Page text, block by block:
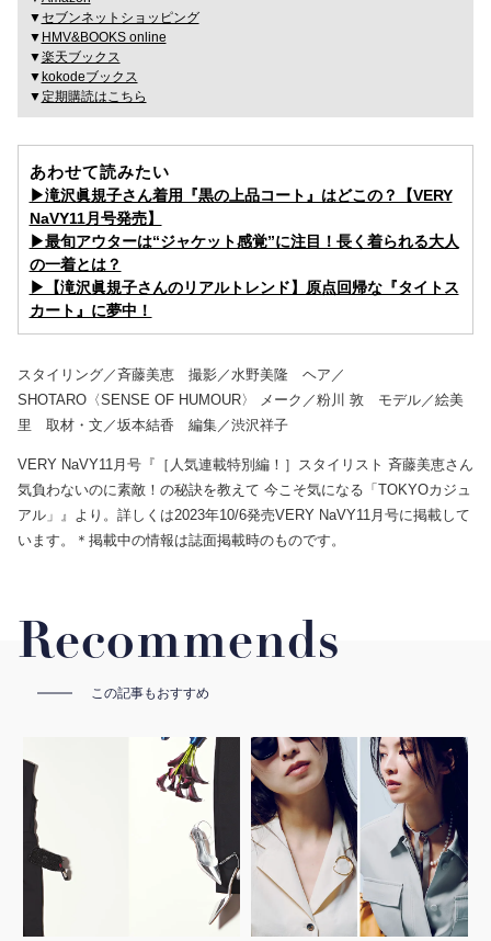
▼セブンネットショッピング
▼ HMV&BOOKS online
▼楽天ブックス
▼ kokodeブックス
▼ 定期購読はこちら
あわせて読みたい
▶︎滝沢眞規子さん着用『黒の上品コート』はどこの？【VERY
NaVY11月号発売】
▶︎最旬アウターは“ジャケット感覚”に注目！長く着られる大人
の一着とは？
▶︎【滝沢眞規子さんのリアルトレンド】原点回帰な『タイトス
カート』に夢中！
スタイリング／斉藤美恵 撮影／水野美隆 ヘア／
SHOTARO〈SENSE OF HUMOUR〉 メーク／粉川 敦 モデル／絵美
里 取材・文／坂本結香 編集／渋沢祥子
VERY NaVY11月号『［人気連載特別編！］スタイリスト 斉藤美恵さん
気負わないのに素敵！の秘訣を教えて 今こそ気になる「TOKYOカジュ
アル」』より。詳しくは2023年10/6発売VERY NaVY11月号に掲載して
います。＊掲載中の情報は誌面掲載時のものです。
Recommends
この記事もおすすめ